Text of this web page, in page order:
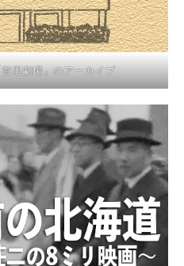
里劇場」のアーカイブ